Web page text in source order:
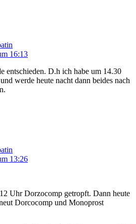
16:13
entschieden. D.h ich habe um 14.30
werde heute nacht dann beides nach
13:26
Uhr Dorzocomp getropft. Dann heute
Dorcocomp und Monoprost